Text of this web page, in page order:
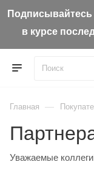
в курсе
Главная —
Уважаемые